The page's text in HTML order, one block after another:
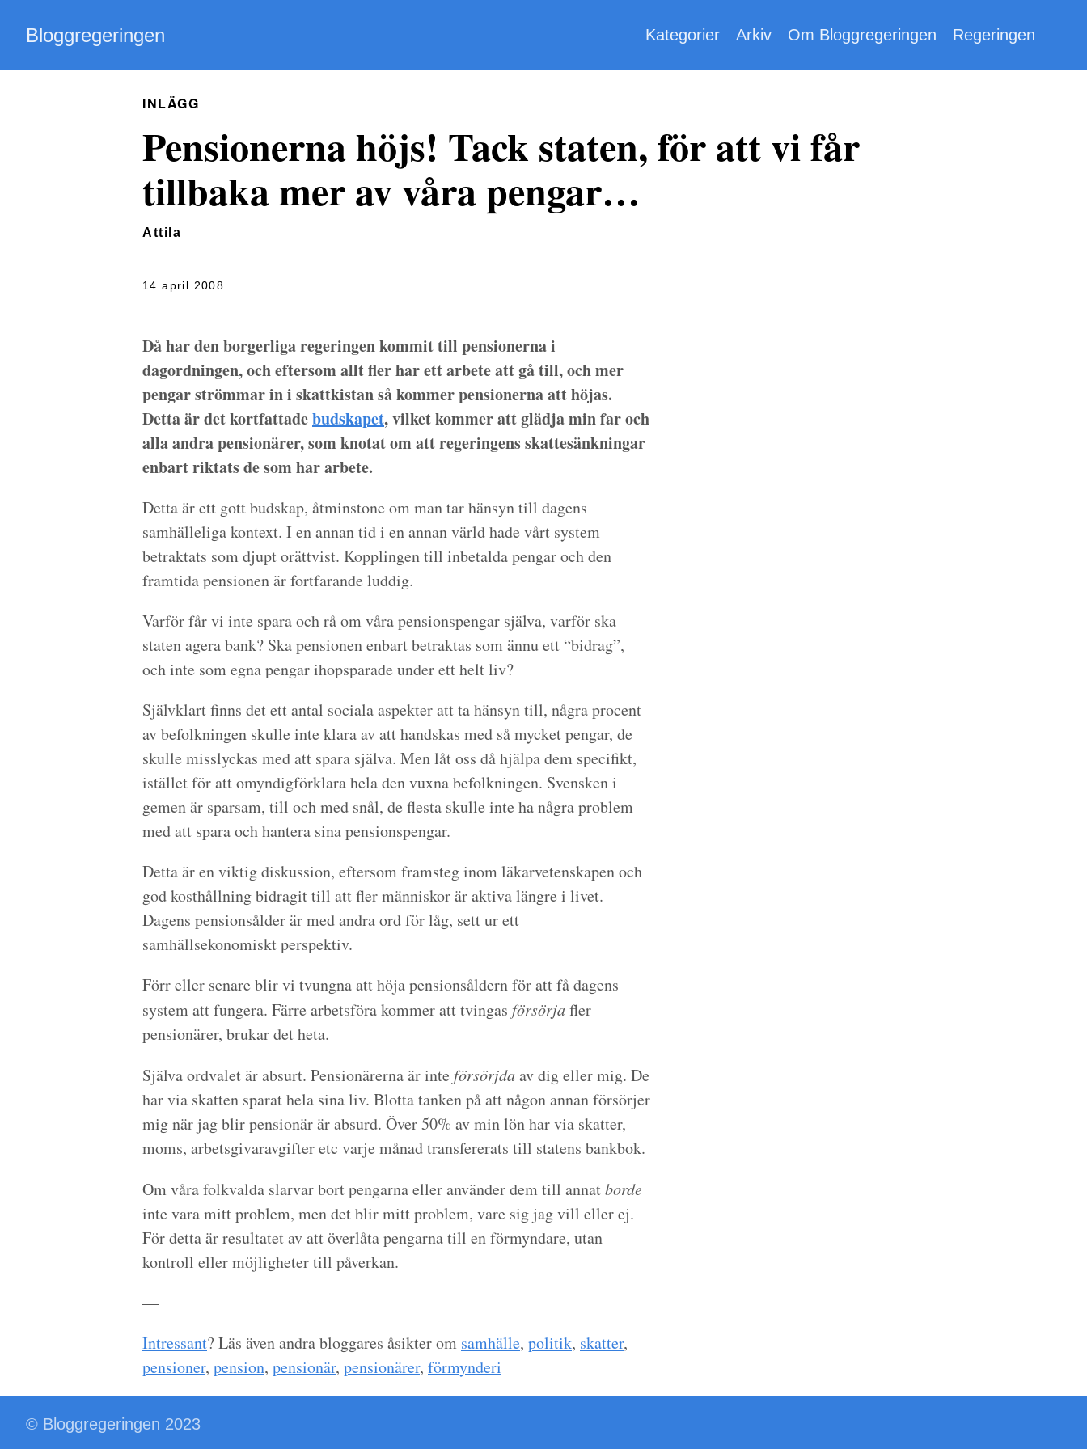
Bloggregeringen Kategorier Arkiv Om Bloggregeringen Regeringen
INLÄGG
Pensionerna höjs! Tack staten, för att vi får
tillbaka mer av våra pengar…
Attila
14 april 2008
Då har den borgerliga regeringen kommit till pensionerna i
dagordningen, och eftersom allt fler har ett arbete att gå till, och mer
pengar strömmar in i skattkistan så kommer pensionerna att höjas.
Detta är det kortfattadebudskapet, vilket kommer att glädja min far och
alla andra pensionärer, som knotat om att regeringens skattesänkningar
enbart riktats de som har arbete.
Detta är ett gott budskap, åtminstone om man tar hänsyn till dagens
samhälleliga kontext. I en annan tid i en annan värld hade vårt system
betraktats som djupt orättvist. Kopplingen till inbetalda pengar och den
framtida pensionen är fortfarande luddig.
Varför får vi inte spara och rå om våra pensionspengar själva, varför ska
staten agera bank? Ska pensionen enbart betraktas som ännu ett “bidrag”,
och inte som egna pengar ihopsparade under ett helt liv?
Självklart finns det ett antal sociala aspekter att ta hänsyn till, några procent
av befolkningen skulle inte klara av att handskas med så mycket pengar, de
skulle misslyckas med att spara själva. Men låt oss då hjälpa dem specifikt,
istället för att omyndigförklara hela den vuxna befolkningen. Svensken i
gemen är sparsam, till och med snål, de flesta skulle inte ha några problem
med att spara och hantera sina pensionspengar.
Detta är en viktig diskussion, eftersom framsteg inom läkarvetenskapen och
god kosthållning bidragit till att fler människor är aktiva längre i livet.
Dagens pensionsålder är med andra ord för låg, sett ur ett
samhällsekonomiskt perspektiv.
Förr eller senare blir vi tvungna att höja pensionsåldern för att få dagens
system att fungera. Färre arbetsföra kommer att tvingas försörjafler
pensionärer, brukar det heta.
Själva ordvalet är absurt. Pensionärerna är inte försörjdaav dig eller mig. De
har via skatten sparat hela sina liv. Blotta tanken på att någon annan försörjer
mig när jag blir pensionär är absurd. Över 50% av min lön har via skatter,
moms, arbetsgivaravgifter etc varje månad transfererats till statens bankbok.
Om våra folkvalda slarvar bort pengarna eller använder dem till annatborde
inte vara mitt problem, men det blir mitt problem, vare sig jag vill eller ej.
För detta är resultatet av att överlåta pengarna till en förmyndare, utan
kontroll eller möjligheter till påverkan.
—
Intressant? Läs även andra bloggares åsikter om samhälle, politik, skatter,
pensioner, pension, pensionär, pensionärer, förmynderi
© Bloggregeringen 2023